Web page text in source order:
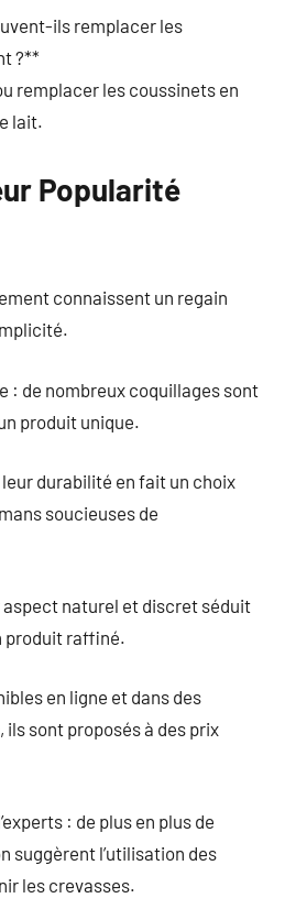
ils remplacer les
?**
remplacer les coussinets en
lait.
Popularité
connaissent un regain
: de nombreux coquillages sont
produit unique.
durabilité en fait un choix
soucieuses de
aspect naturel et discret séduit
produit raffiné.
en ligne et dans des
sont proposés à des prix
: de plus en plus de
suggèrent l’utilisation des
les crevasses.